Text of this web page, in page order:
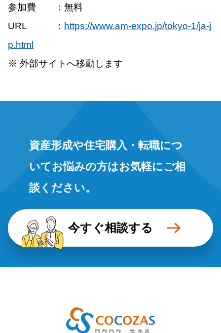
参加費 ：無料
URL ： https://www.am-expo.jp/tokyo-1/ja-j
p.html
※ 外部サイトへ移動します
資産形成や住宅購入・転職につ
いてお悩みの方はお気軽にご相
談ください。
今すぐ相談する